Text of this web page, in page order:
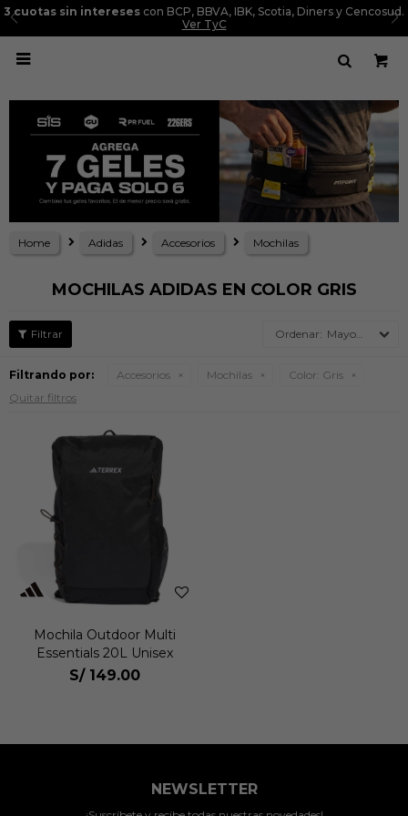
3 cuotas sin intereses con BCP, BBVA, IBK, Scotia, Diners y Cencosud.
Ver TyC

Home Adidas Accesorios Mochilas
MOCHILAS ADIDAS EN COLOR GRIS
Mayor precio
Filtrando por: Accesorios Mochilas Color: Gris
Quitar filtros
Mochila Outdoor Multi
Essentials 20L Unisex
S/ 149.00
NEWSLETTER